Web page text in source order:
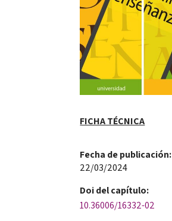
FICHA TÉCNICA
Fecha de publicación​:
22/03/2024
Doi​ del capítulo:
10.36006/16332-02